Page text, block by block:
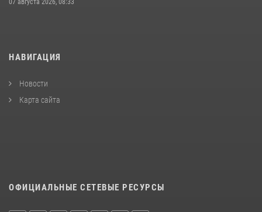
НАВИГАЦИЯ
Новости
Карта сайта
ОФИЦИАЛЬНЫЕ СЕТЕВЫЕ РЕСУРСЫ